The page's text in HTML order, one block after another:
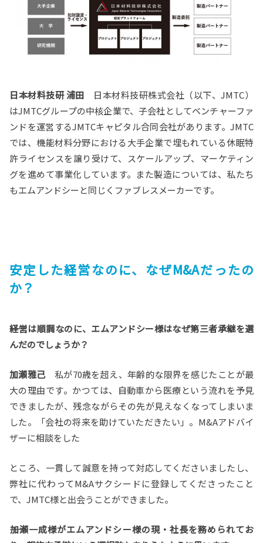
日本材料技研 浦田 日本材料技研株式会社（以下、JMTC）
はJMTCグループの中核企業で、子会社としてベンチャーファ
ンドを運営するJMTCキャピタル合同会社があります。JMTC
では、機能材料分野における大手企業で埋もれている休眠特
許ライセンスを譲り受けて、スケールアップ、マーケティン
グを進めて事業化しています。また製造については、私たち
もエムアンドシーと同じくファブレスメーカーです。
安定した経営なのに、なぜM&Aだったの
か？
――経営は順調なのに、エムアンドシー様はなぜ第三者承継を選
んだのでしょうか？
加瀬雅己私が70歳を超え、年齢的な限界を感じたことが最
大の理由です。かつては、自動車から医療という流れを予見
できましたが、残念ながらその先が見えなくなってしまいま
した。「会社の将来を助けていただきたい」。M&Aアドバイ
ザーに相談をした
ところ、一貫して誠意を持って対応してくださいましたし、
弊社に代わってM&Aサクシードに登録してくださったこと
で、JMTC様と出会うことができました。
――加瀬一成様がエムアンドシー様の現・社長を務められてお